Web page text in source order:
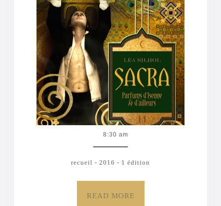
2
8:30 am
recueil - 2016 - 1 édition
READ MORE